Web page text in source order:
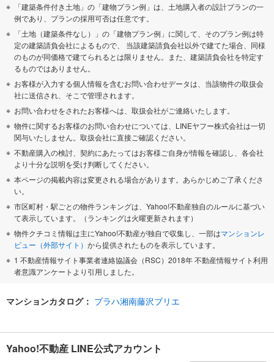
「建築条件付き土地」の「建物プラン例」は、土地購入者の設計プランの一
例であり、プランの採用可否は任意です。
「土地（建築条件なし）」の「建物プラン例」に関して、そのプラン例は特
定の建築請負会社によるもので、 当該建築請負会社以外で建てた場合、同様
のものが同価格で建てられるとは限りません。また、建築請負会社を特定す
るものではありません。
お客様が入力する個人情報を含むお問い合わせデータは、当該物件の取扱会
社に送信され、そこで管理されます。
お問い合わせをされたお客様へは、取扱会社がご連絡いたします。
物件に関するお客様のお問い合わせについては、LINEヤフー株式会社は一切
関与いたしません。取扱会社に直接ご確認ください。
不動産購入の検討、契約にあたってはお客様ご自身が情報を確認し、各会社
より十分な説明を受け判断してください。
本ページの掲載内容は変更される場合があります。あらかじめご了承くださ
い。
市区町村・駅ごとの物件ランキングは、Yahoo!不動産独自のルールに基づい
て表示しています。（ランキングは火曜更新されます）
物件クチコミ情報は主にYahoo!不動産が独自で収集し、一部はマンションレ
ビュー（外部サイト） から提供されたものを表示しています。
1 不動産情報サイト事業者連絡協議会（RSC）2018年 不動産情報サイト利用
者意識アンケートより引用しました。
マンションカタログ： プラハ湘南藤沢ブリエ
Yahoo!不動産 LINE公式アカウント